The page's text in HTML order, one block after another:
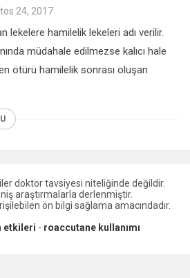
24, 2017
lekelere hamilelik lekeleri adı verilir.
müdahale edilmezse kalıcı hale
ötürü hamilelik sonrası oluşan
doktor tavsiyesi niteliğinde değildir.
araştırmalarla derlenmiştir.
ön bilgi sağlama amacındadır.
etkileri - roaccutane kullanımı